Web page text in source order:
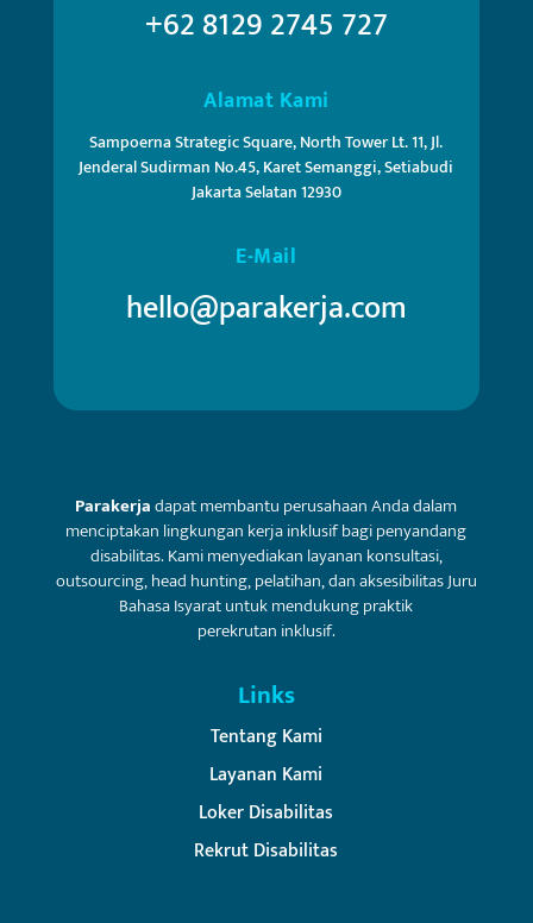
+62 8129 2745 727
Alamat Kami
Sampoerna Strategic Square, North Tower Lt. 11, Jl.
Jenderal Sudirman No.45, Karet Semanggi, Setiabudi
Jakarta Selatan 12930
E-Mail
hello@parakerja.com
Parakerjadapat membantu perusahaan Anda dalam
menciptakan lingkungan kerja inklusif bagi penyandang
disabilitas. Kami menyediakan layanan konsultasi,
outsourcing, head hunting, pelatihan, dan aksesibilitas Juru
Bahasa Isyarat untuk mendukung praktik
perekrutan inklusif.
Links
Tentang Kami
Layanan Kami
Loker Disabilitas
Rekrut Disabilitas